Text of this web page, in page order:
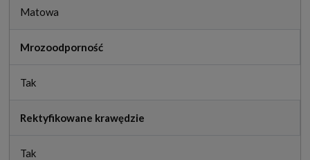
Matowa
Mrozoodporność
Tak
Rektyfikowane krawędzie
Tak